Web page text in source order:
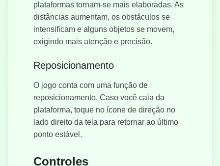
plataformas tornam-se mais elaboradas. As
distâncias aumentam, os obstáculos se
intensificam e alguns objetos se movem,
exigindo mais atenção e precisão.
Reposicionamento
O jogo conta com uma função de
reposicionamento. Caso você caia da
plataforma, toque no ícone de direção no
lado direito da tela para retornar ao último
ponto estável.
Controles